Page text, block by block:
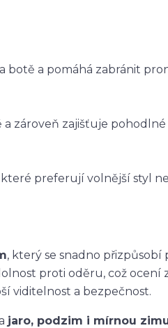
botě a pomáhá zabránit
zároveň zajišťuje
preferují volnější styl
, který se snadno přizpůsobí
proti oděru, což ocení
viditelnost a bezpečnost.
jaro, podzim i mírnou